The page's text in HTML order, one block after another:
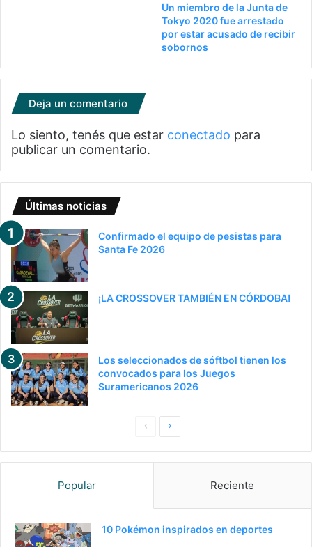
Un miembro de la Junta de
Tokyo 2020 fue arrestado
por estar acusado de recibir
sobornos
Deja un comentario
Lo siento, tenés que estar conectado para
publicar un comentario.
Últimas noticias
Confirmado el equipo de pesistas para
Santa Fe 2026
¡LA CROSSOVER TAMBIÉN EN CÓRDOBA!
Los seleccionados de sóftbol tienen los
convocados para los Juegos
Suramericanos 2026
PaginaSiguiente
Popular Reciente
10 Pokémon inspirados en deportes